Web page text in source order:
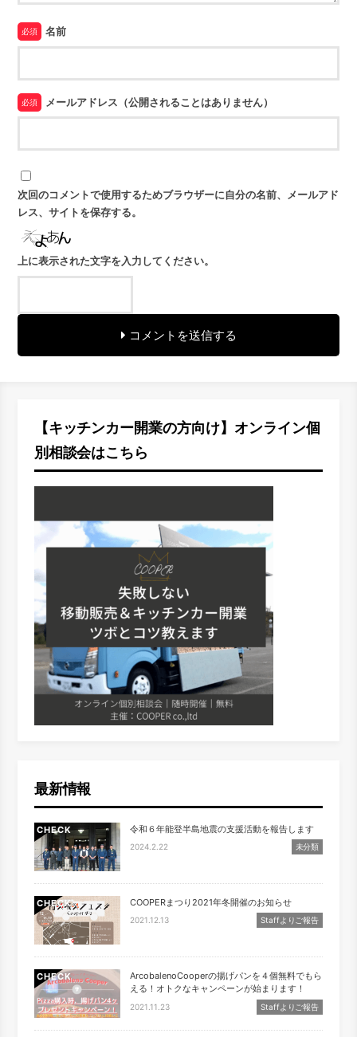
必須 名前
必須 メールアドレス（公開されることはありません）
次回のコメントで使用するためブラウザーに自分の名前、メールアド
レス、サイトを保存する。
上に表示された文字を入力してください。
コメントを送信する
【キッチンカー開業の方向け】オンライン個
別相談会はこちら
最新情報
CHECK 令和６年能登半島地震の支援活動を報告します
2024.2.22 未分類
CHECK COOPERまつり2021年冬開催のお知らせ
2021.12.13 Staffよりご報告
CHECK
ArcobalenoCooperの揚げパンを４個無料でもら
える！オトクなキャンペーンが始まります！
2021.11.23 Staffよりご報告